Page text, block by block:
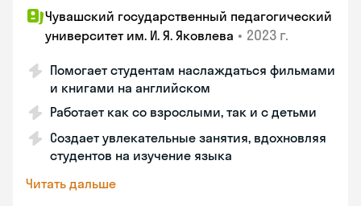
Чувашский государственный педагогический
университет им. И. Я. Яковлева • 2023 г.
Помогает студентам наслаждаться фильмами
и книгами на английском
Работает как со взрослыми, так и с детьми
Создает увлекательные занятия, вдохновляя
студентов на изучение языка
Читать дальше